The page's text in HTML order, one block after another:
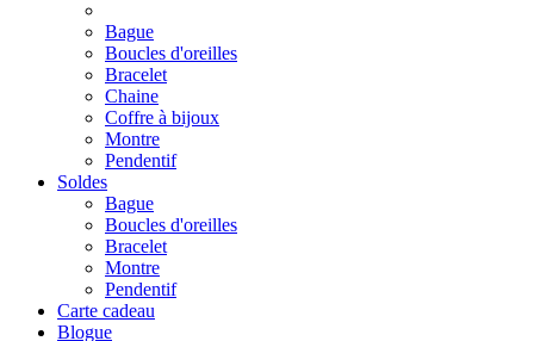
Bague
Boucles d'oreilles
Bracelet
Chaine
Coffre à bijoux
Montre
Pendentif
Soldes
Bague
Boucles d'oreilles
Bracelet
Montre
Pendentif
Carte cadeau
Blogue